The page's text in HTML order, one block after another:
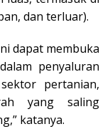
dan terluar).
dapat membuka
penyaluran
pertanian,
yang saling
katanya.